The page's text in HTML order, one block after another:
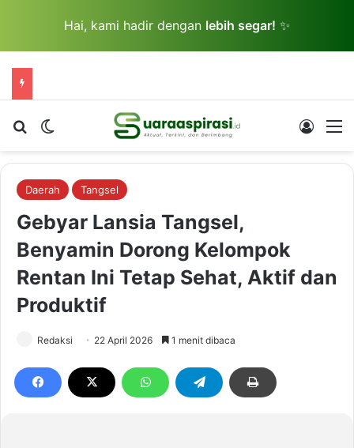
Hai, kami hadir dengan lebih segar! ✨
Cari berita...Switch skin Log In
Daerah Tangsel
Gebyar Lansia Tangsel,
Benyamin Dorong Kelompok
Rentan Ini Tetap Sehat, Aktif dan
Produktif
Redaksi 22 April 2026 1 menit dibaca